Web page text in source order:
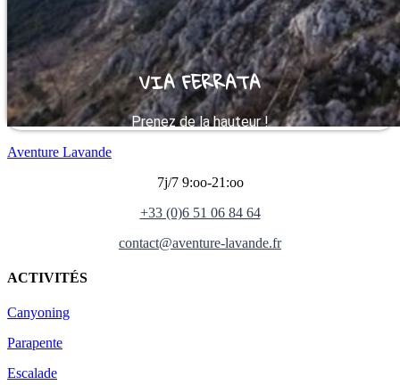
VIA FERRATA
Prenez de la hauteur !
Aventure Lavande
7j/7 9:oo-21:oo
+33 (0)6 51 06 84 64
contact@aventure-lavande.fr
ACTIVITÉS
Canyoning
Parapente
Escalade